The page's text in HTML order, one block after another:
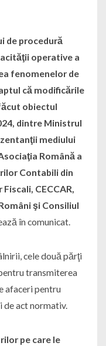
de procedură
operative a
fenomenelor de
că modificările
obiectul
dintre Ministrul
mediului
Română a
Contabili din
CECCAR,
şi Consiliul
în comunicat.
cele două părţi
transmiterea
afaceri pentru
act normativ.
pe care le